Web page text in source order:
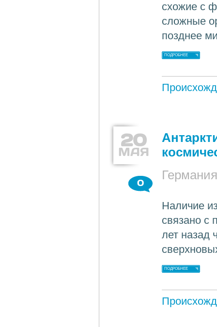
схожие с
сложные
позднее
ПОДРОБНЕЕ
20
МАЯ
Германия
0
Наличие
связано с
лет назад
ПОДРОБНЕЕ